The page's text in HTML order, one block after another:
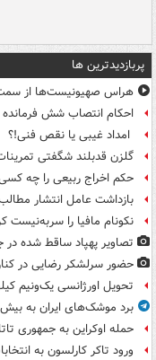
پربازدیدترین ها
هراس صهیونیست‌ها از
احکام انتصاب شش فرمانده
امداد غیبی یا نقص فنی!؟
گلزن قدبلند شگفتی
حکم اخراج ربیعی را چه
بازداشت عامل انتشار مطالب
نکونام مافیا را سربه‌نیست
تصاویر پهپاد ساقط شده در
حضور سرلشکر رضایی در
تحویل اورژانسی یک‌ونیم
برد موشک‌های ایران به بیش از ۴ هزار کیلومتر
حمله اوکراین به جمهوری تاتارستان با ۱۲
ورود تاکر کارلسون به